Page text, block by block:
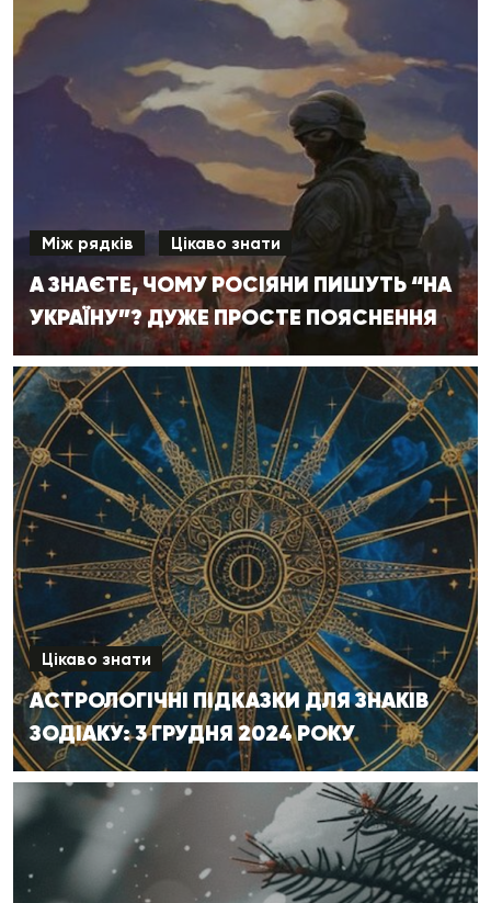
Між рядків Цікаво знати
А ЗНАЄТЕ, ЧОМУ РОСІЯНИ ПИШУТЬ “НА
УКРАЇНУ”? ДУЖЕ ПРОСТЕ ПОЯСНЕННЯ
Цікаво знати
АСТРОЛОГІЧНІ ПІДКАЗКИ ДЛЯ ЗНАКІВ
ЗОДІАКУ: 3 ГРУДНЯ 2024 РОКУ